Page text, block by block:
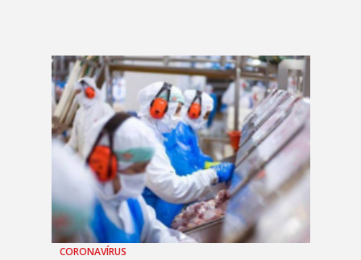
CORONAVÍRUS